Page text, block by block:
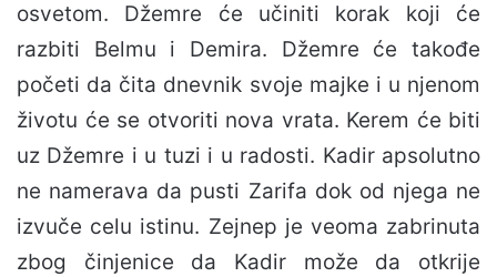
osvetom. Džemre će učiniti korak koji će
razbiti Belmu i Demira. Džemre će takođe
početi da čita dnevnik svoje majke i u njenom
životu će se otvoriti nova vrata. Kerem će biti
uz Džemre i u tuzi i u radosti. Kadir apsolutno
ne namerava da pusti Zarifa dok od njega ne
izvuče celu istinu. Zejnep je veoma zabrinuta
zbog činjenice da Kadir može da otkrije